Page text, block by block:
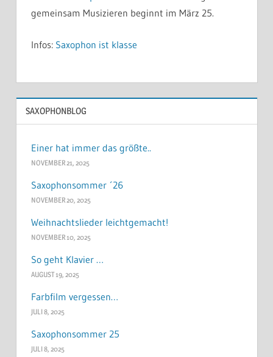
gemeinsam Musizieren beginnt im März 25.
Infos: Saxophon ist klasse
SAXOPHONBLOG
Einer hat immer das größte..
NOVEMBER 21, 2025
Saxophonsommer ´26
NOVEMBER 20, 2025
Weihnachtslieder leichtgemacht!
NOVEMBER 10, 2025
So geht Klavier …
AUGUST 19, 2025
Farbfilm vergessen…
JULI 8, 2025
Saxophonsommer 25
JULI 8, 2025